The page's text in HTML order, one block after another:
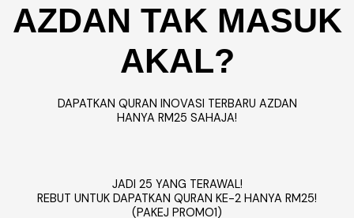
AZDAN TAK MASUK
AKAL?
DAPATKAN QURAN INOVASI TERBARU AZDAN
HANYA RM25 SAHAJA!
JADI 25 YANG TERAWAL!
REBUT UNTUK DAPATKAN QURAN KE-2 HANYA RM25!
(PAKEJ PROMO1)